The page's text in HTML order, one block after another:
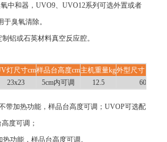
中和器，UVO9、UVO12系列可选外置或者
臭氧清除。
铝或石英材料真空反应腔。
灯尺寸cm样品台高度cm主机重量kg外型尺寸（
23x23 5cm内可调 12.5 60x50x20
带加热功能，样品台高度可调 ； UVOP可选配
高度可调 ；
热功能 ，样品台高度可调 。